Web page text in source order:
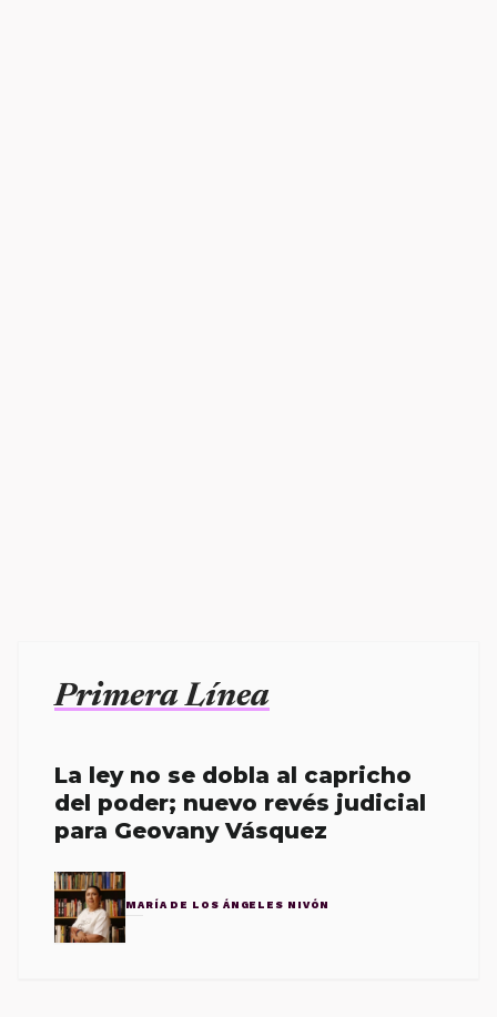
Primera Línea
La ley no se dobla al capricho
del poder; nuevo revés judicial
para Geovany Vásquez
MARÍA DE LOS ÁNGELES NIVÓN